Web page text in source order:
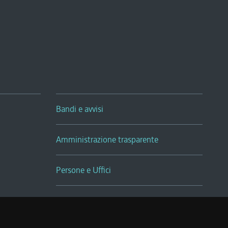
Bandi e avvisi
Amministrazione trasparente
Persone e Uffici
Sala Tiziano Tessitori